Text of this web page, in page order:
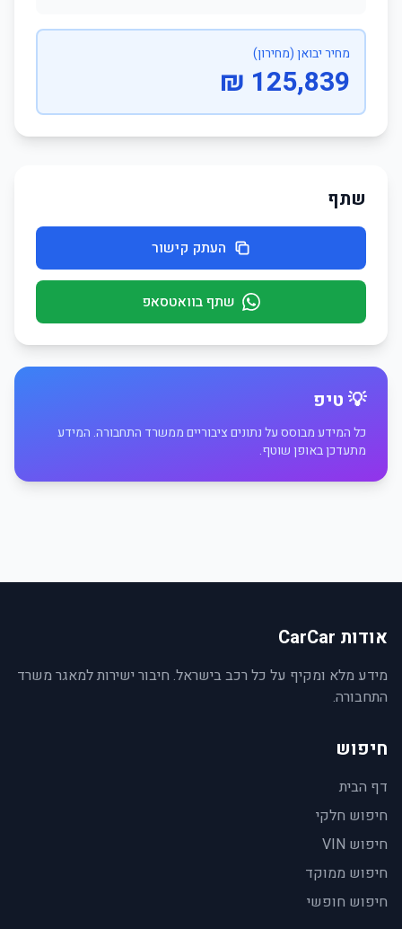
מחיר יבואן (מחירון)
125,839 ₪
שתף
העתק קישור
שתף בוואטסאפ
💡 טיפ
כל המידע מבוסס על נתונים ציבוריים ממשרד התחבורה. המידע
מתעדכן באופן שוטף.
אודות CarCar
מידע מלא ומקיף על כל רכב בישראל. חיבור ישירות למאגר משרד
התחבורה.
חיפוש
דף הבית
חיפוש חלקי
חיפוש VIN
חיפוש ממוקד
חיפוש חופשי